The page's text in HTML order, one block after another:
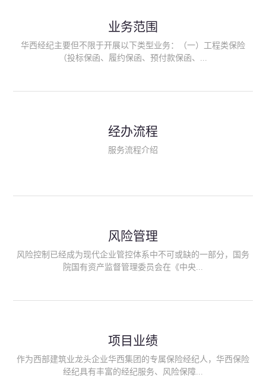
业务范围
华西经纪主要但不限于开展以下类型业务：（一）工程类保险
（投标保函、履约保函、预付款保函、...
险、政府公共安全责任保险/自然灾害公众责任保险、精神病监护
人责任险、首台套/首版次保险、科技保险等）；（三）传统财产
险产品；（六）保险招投标业务。随着业务的开展，华西经纪会
供专业、优质的保险经纪服务。
经办流程
服务流程介绍
风险管理
风险控制已经成为现代企业管控体系中不可或缺的一部分，国务
院国有资产监督管理委员会在《中央...
能够为客户降低风险管理成本，提高经营效率；能够为企业提供
从风险评估、风险分析、风险防范、风险转移到灾后防损、索赔
等全方位、全过程、专家式的服务，拓展和深化由保险公司提供
项目业绩
作为西部建筑业龙头企业华西集团的专属保险经纪人，华西保险
经纪具有丰富的经纪服务、风险保障...